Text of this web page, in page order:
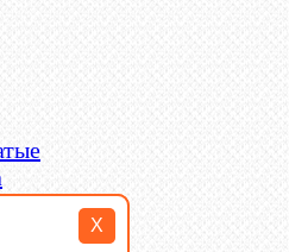
X
специального крепежа